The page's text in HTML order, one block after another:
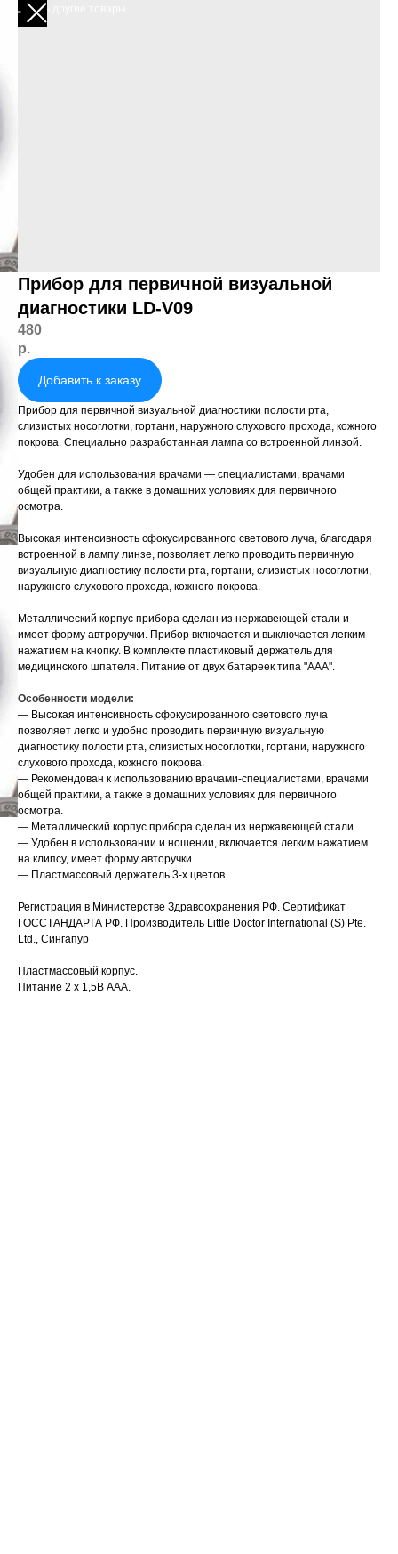
Смотреть другие товары
Прибор для первичной визуальной
диагностики LD-V09
480
р.
Добавить к заказу
Прибор для первичной визуальной диагностики полости рта,
слизистых носоглотки, гортани, наружного слухового прохода, кожного
покрова. Специально разработанная лампа со встроенной линзой.
Удобен для использования врачами — специалистами, врачами
общей практики, а также в домашних условиях для первичного
осмотра.
Высокая интенсивность сфокусированного светового луча, благодаря
встроенной в лампу линзе, позволяет легко проводить первичную
визуальную диагностику полости рта, гортани, слизистых носоглотки,
наружного слухового прохода, кожного покрова.
Металлический корпус прибора сделан из нержавеющей стали и
имеет форму автроручки. Прибор включается и выключается легким
нажатием на кнопку. В комплекте пластиковый держатель для
медицинского шпателя. Питание от двух батареек типа "ААА".
Особенности модели:
— Высокая интенсивность сфокусированного светового луча
позволяет легко и удобно проводить первичную визуальную
диагностику полости рта, слизистых носоглотки, гортани, наружного
слухового прохода, кожного покрова.
— Рекомендован к использованию врачами-специалистами, врачами
общей практики, а также в домашних условиях для первичного
осмотра.
— Металлический корпус прибора сделан из нержавеющей стали.
— Удобен в использовании и ношении, включается легким нажатием
на клипсу, имеет форму авторучки.
— Пластмассовый держатель 3-х цветов.
Регистрация в Министерстве Здравоохранения РФ. Сертификат
ГОССТАНДАРТА РФ. Производитель Little Doctor International (S) Pte.
Ltd., Сингапур
Пластмассовый корпус.
Питание 2 х 1,5В ААА.